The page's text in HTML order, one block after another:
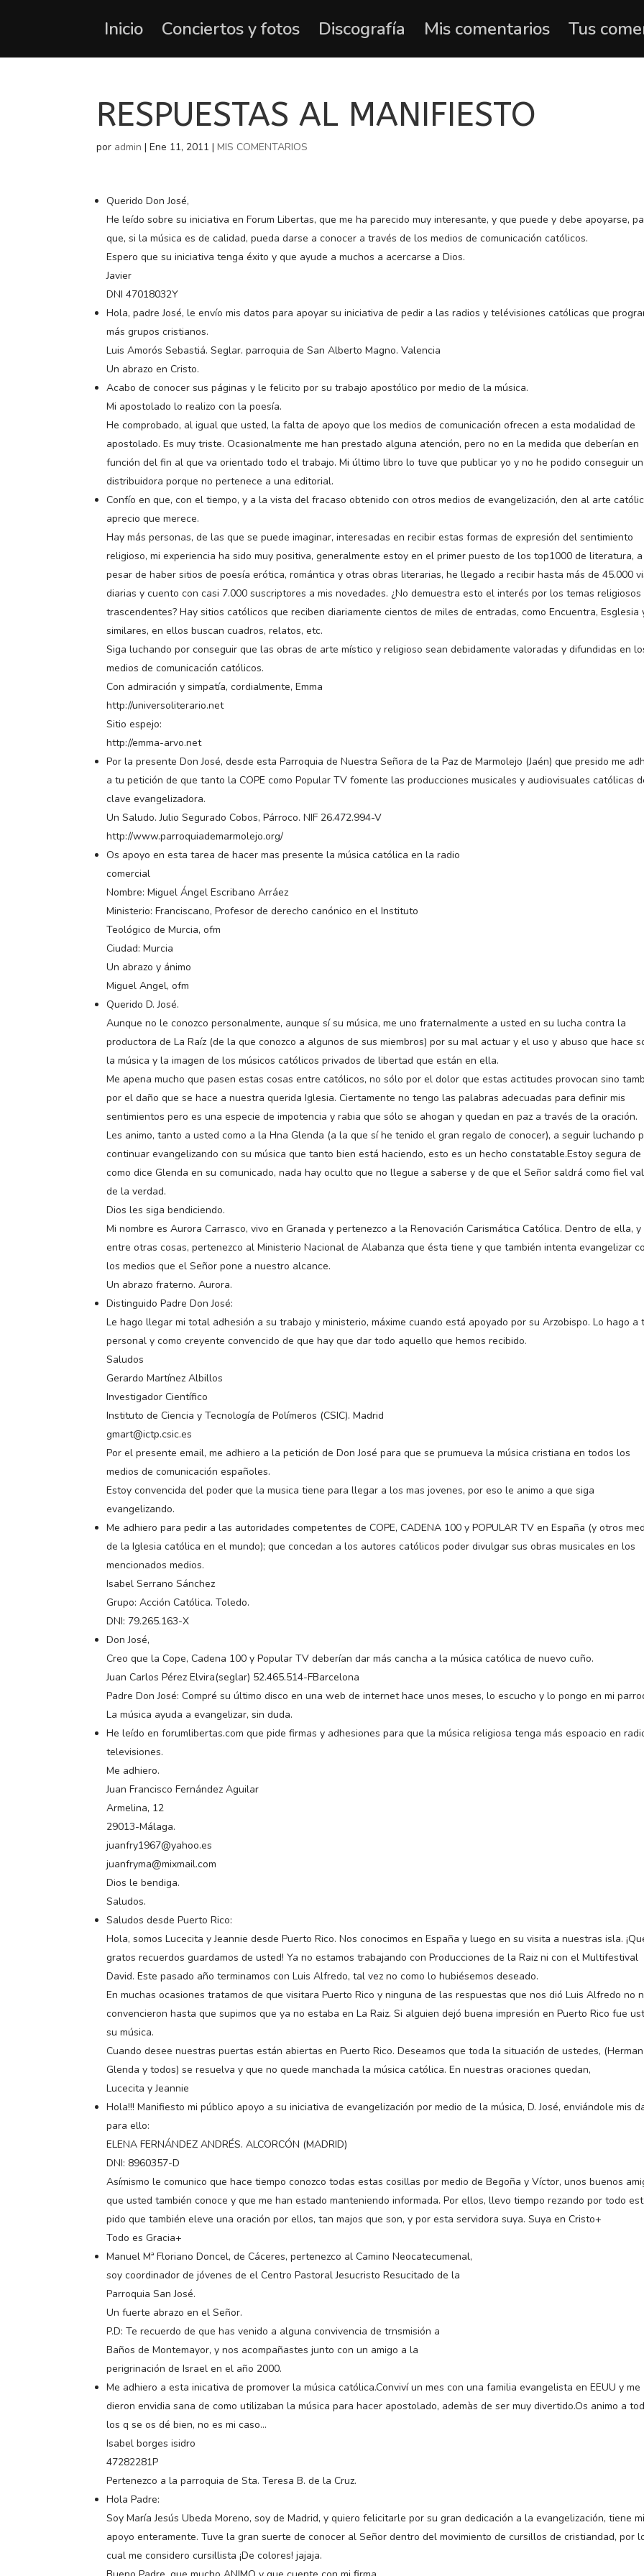
Inicio Conciertos y fotos Discografía Mis comentarios Tus
RESPUESTAS AL MANIFIESTO
por admin |Ene 11, 2011 |MIS COMENTARIOS
Querido Don José,
He leído sobre su iniciativa en Forum Libertas, que me ha parecido muy interesante, y que puede y debe apoyarse,
que, si la música es de calidad, pueda darse a conocer a través de los medios de comunicación católicos.
Espero que su iniciativa tenga éxito y que ayude a muchos a acercarse a Dios.
Javier
DNI 47018032Y
Hola, padre José, le envío mis datos para apoyar su iniciativa de pedir a las radios y telévisiones católicas que
más grupos cristianos.
Luis Amorós Sebastiá. Seglar. parroquia de San Alberto Magno. Valencia
Un abrazo en Cristo.
Acabo de conocer sus páginas y le felicito por su trabajo apostólico por medio de la música.
Mi apostolado lo realizo con la poesía.
He comprobado, al igual que usted, la falta de apoyo que los medios de comunicación ofrecen a esta modalidad de
apostolado. Es muy triste. Ocasionalmente me han prestado alguna atención, pero no en la medida que deberían en
función del fin al que va orientado todo el trabajo. Mi último libro lo tuve que publicar yo y no he podido conseguir
distribuidora porque no pertenece a una editorial.
Confío en que, con el tiempo, y a la vista del fracaso obtenido con otros medios de evangelización, den al arte
aprecio que merece.
Hay más personas, de las que se puede imaginar, interesadas en recibir estas formas de expresión del sentimiento
religioso, mi experiencia ha sido muy positiva, generalmente estoy en el primer puesto de los top1000 de literatura, a
pesar de haber sitios de poesía erótica, romántica y otras obras literarias, he llegado a recibir hasta más de 45.000
diarias y cuento con casi 7.000 suscriptores a mis novedades. ¿No demuestra esto el interés por los temas religiosos
trascendentes? Hay sitios católicos que reciben diariamente cientos de miles de entradas, como Encuentra, Esglesia
similares, en ellos buscan cuadros, relatos, etc.
Siga luchando por conseguir que las obras de arte místico y religioso sean debidamente valoradas y difundidas en
medios de comunicación católicos.
Con admiración y simpatía, cordialmente, Emma
http://universoliterario.net
Sitio espejo:
http://emma-arvo.net
Por la presente Don José, desde esta Parroquia de Nuestra Señora de la Paz de Marmolejo (Jaén) que presido me
a tu petición de que tanto la COPE como Popular TV fomente las producciones musicales y audiovisuales católicas
clave evangelizadora.
Un Saludo. Julio Segurado Cobos, Párroco. NIF 26.472.994-V
http://www.parroquiademarmolejo.org/
Os apoyo en esta tarea de hacer mas presente la música católica en la radio
comercial
Nombre: Miguel Ángel Escribano Arráez
Ministerio: Franciscano, Profesor de derecho canónico en el Instituto
Teológico de Murcia, ofm
Ciudad: Murcia
Un abrazo y ánimo
Miguel Angel, ofm
Querido D. José.
Aunque no le conozco personalmente, aunque sí su música, me uno fraternalmente a usted en su lucha contra la
productora de La Raíz (de la que conozco a algunos de sus miembros) por su mal actuar y el uso y abuso que hace
la música y la imagen de los músicos católicos privados de libertad que están en ella.
Me apena mucho que pasen estas cosas entre católicos, no sólo por el dolor que estas actitudes provocan sino
por el daño que se hace a nuestra querida Iglesia. Ciertamente no tengo las palabras adecuadas para definir mis
sentimientos pero es una especie de impotencia y rabia que sólo se ahogan y quedan en paz a través de la oración.
Les animo, tanto a usted como a la Hna Glenda (a la que sí he tenido el gran regalo de conocer), a seguir luchando
continuar evangelizando con su música que tanto bien está haciendo, esto es un hecho constatable.Estoy segura de
como dice Glenda en su comunicado, nada hay oculto que no llegue a saberse y de que el Señor saldrá como fiel
de la verdad.
Dios les siga bendiciendo.
Mi nombre es Aurora Carrasco, vivo en Granada y pertenezco a la Renovación Carismática Católica. Dentro de ella, y
entre otras cosas, pertenezco al Ministerio Nacional de Alabanza que ésta tiene y que también intenta evangelizar
los medios que el Señor pone a nuestro alcance.
Un abrazo fraterno. Aurora.
Distinguido Padre Don José:
Le hago llegar mi total adhesión a su trabajo y ministerio, máxime cuando está apoyado por su Arzobispo. Lo hago a
personal y como creyente convencido de que hay que dar todo aquello que hemos recibido.
Saludos
Gerardo Martínez Albillos
Investigador Científico
Instituto de Ciencia y Tecnología de Polímeros (CSIC). Madrid
gmart@ictp.csic.es
Por el presente email, me adhiero a la petición de Don José para que se prumueva la música cristiana en todos los
medios de comunicación españoles.
Estoy convencida del poder que la musica tiene para llegar a los mas jovenes, por eso le animo a que siga
evangelizando.
Me adhiero para pedir a las autoridades competentes de COPE, CADENA 100 y POPULAR TV en España (y otros
de la Iglesia católica en el mundo); que concedan a los autores católicos poder divulgar sus obras musicales en los
mencionados medios.
Isabel Serrano Sánchez
Grupo: Acción Católica. Toledo.
DNI: 79.265.163-X
Don José,
Creo que la Cope, Cadena 100 y Popular TV deberían dar más cancha a la música católica de nuevo cuño.
Juan Carlos Pérez Elvira(seglar) 52.465.514-FBarcelona
Padre Don José: Compré su último disco en una web de internet hace unos meses, lo escucho y lo pongo en mi
La música ayuda a evangelizar, sin duda.
He leído en forumlibertas.com que pide firmas y adhesiones para que la música religiosa tenga más espoacio en
televisiones.
Me adhiero.
Juan Francisco Fernández Aguilar
Armelina, 12
29013-Málaga.
juanfry1967@yahoo.es
juanfryma@mixmail.com
Dios le bendiga.
Saludos.
Saludos desde Puerto Rico:
Hola, somos Lucecita y Jeannie desde Puerto Rico. Nos conocimos en España y luego en su visita a nuestras isla.
gratos recuerdos guardamos de usted! Ya no estamos trabajando con Producciones de la Raiz ni con el Multifestival
David. Este pasado año terminamos con Luis Alfredo, tal vez no como lo hubiésemos deseado.
En muchas ocasiones tratamos de que visitara Puerto Rico y ninguna de las respuestas que nos dió Luis Alfredo no
convencieron hasta que supimos que ya no estaba en La Raiz. Si alguien dejó buena impresión en Puerto Rico fue
su música.
Cuando desee nuestras puertas están abiertas en Puerto Rico. Deseamos que toda la situación de ustedes,
Glenda y todos) se resuelva y que no quede manchada la música católica. En nuestras oraciones quedan,
Lucecita y Jeannie
Hola!!! Manifiesto mi público apoyo a su iniciativa de evangelización por medio de la música, D. José, enviándole mis
para ello:
ELENA FERNÁNDEZ ANDRÉS. ALCORCÓN (MADRID)
DNI: 8960357-D
Asímismo le comunico que hace tiempo conozco todas estas cosillas por medio de Begoña y Víctor, unos buenos
que usted también conoce y que me han estado manteniendo informada. Por ellos, llevo tiempo rezando por todo
pido que también eleve una oración por ellos, tan majos que son, y por esta servidora suya. Suya en Cristo+
Todo es Gracia+
Manuel Mª Floriano Doncel, de Cáceres, pertenezco al Camino Neocatecumenal,
soy coordinador de jóvenes de el Centro Pastoral Jesucristo Resucitado de la
Parroquia San José.
Un fuerte abrazo en el Señor.
P.D: Te recuerdo de que has venido a alguna convivencia de trnsmisión a
Baños de Montemayor, y nos acompañastes junto con un amigo a la
perigrinación de Israel en el año 2000.
Me adhiero a esta inicativa de promover la música católica.Conviví un mes con una familia evangelista en EEUU y me
dieron envidia sana de como utilizaban la música para hacer apostolado, ademàs de ser muy divertido.Os animo a
los q se os dé bien, no es mi caso…
Isabel borges isidro
47282281P
Pertenezco a la parroquia de Sta. Teresa B. de la Cruz.
Hola Padre:
Soy María Jesús Ubeda Moreno, soy de Madrid, y quiero felicitarle por su gran dedicación a la evangelización, tiene mi
apoyo enteramente. Tuve la gran suerte de conocer al Señor dentro del movimiento de cursillos de cristiandad, por
cual me considero cursillista ¡De colores! jajaja.